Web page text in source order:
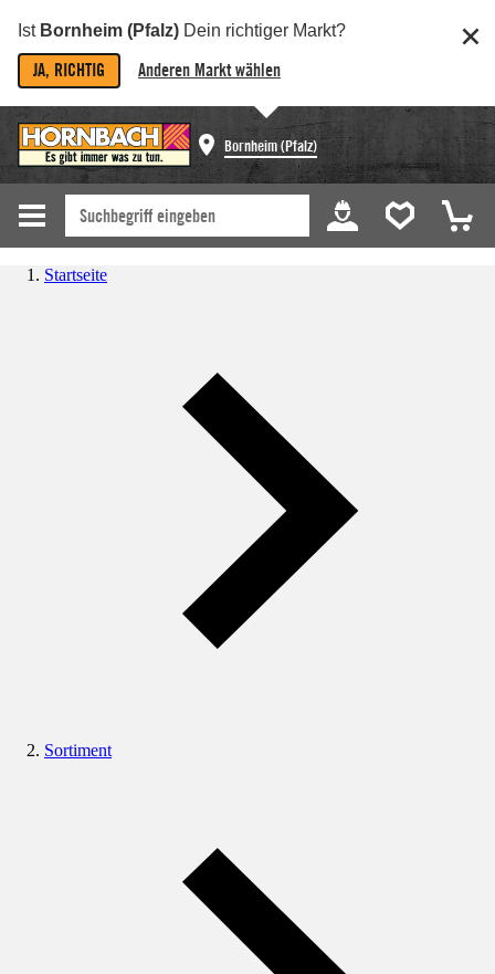
Ist Bornheim (Pfalz) Dein richtiger Markt?
JA, RICHTIG Anderen Markt wählen
Bornheim (Pfalz)
Startseite
Sortiment